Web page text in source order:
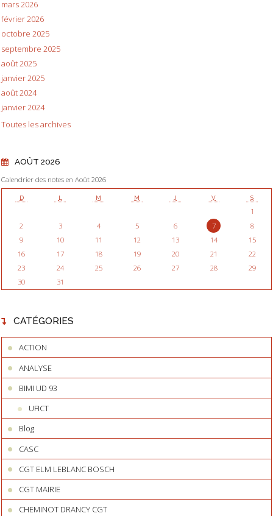
mars 2026
février 2026
octobre 2025
septembre 2025
août 2025
janvier 2025
août 2024
janvier 2024
Toutes les archives
AOÛT 2026
Calendrier des notes en Août 2026
D L M M J V S
1
2
3 4 5 6 7
8
9
10 11 12 13 14
15
16
17 18 19 20 21
22
23
24 25 26 27 28
29
30
31
CATÉGORIES
ACTION
ANALYSE
BIMI UD 93
UFICT
Blog
CASC
CGT ELM LEBLANC BOSCH
CGT MAIRIE
CHEMINOT DRANCY CGT